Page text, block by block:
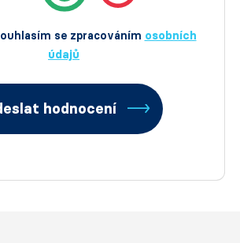
se zpracováním osobních
údajů
hodnocení